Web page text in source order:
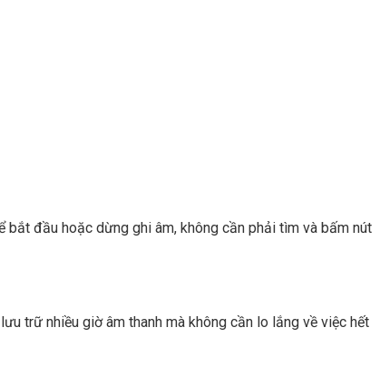
đầu hoặc dừng ghi âm, không cần phải tìm và bấm nút
trữ nhiều giờ âm thanh mà không cần lo lắng về việc hết